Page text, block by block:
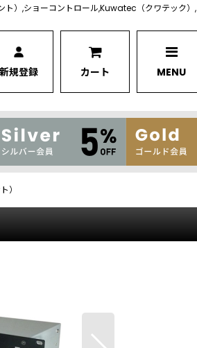
）,ショーコントロール,Kuwatec（クワテック）,
新規登録 カート MENU
）